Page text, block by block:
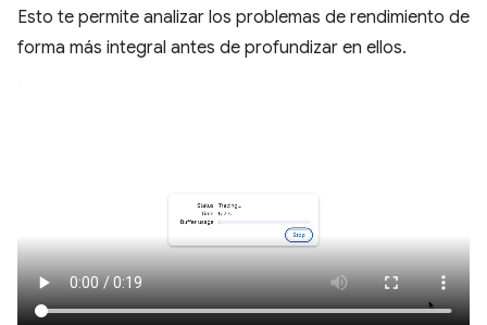
Esto te permite analizar los problemas de rendimiento de
forma más integral antes de profundizar en ellos.